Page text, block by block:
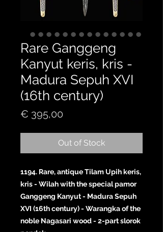
Rare Ganggeng
Kanyut keris, kris -
Madura Sepuh XVI
(16th century)
€ 395,00
Out of Stock
1194. Rare, antique Tilam Upih keris,
kris - Wilah with the special pamor
Ganggeng Kanyut - Madura Sepuh
XVI (16th century) - Warangka of the
noble Nagasari wood - 2-part slorok